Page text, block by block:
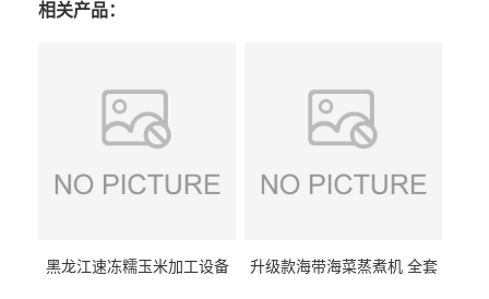
相关产品：
黑龙江速冻糯玉米加工设备
升级款海带海菜蒸煮机 全套